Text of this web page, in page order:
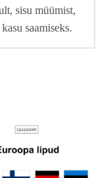
sisu müümist,
saamiseks.